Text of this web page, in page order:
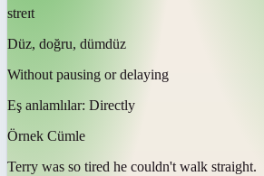
streɪt
Düz, doğru, dümdüz
Without pausing or delaying
Eş anlamlılar: Directly
Örnek Cümle
Terry was so tired he couldn't walk straight.